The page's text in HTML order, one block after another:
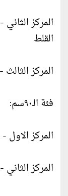
المركز
القلط
المركز
فئة الـ٩٠سم:
المركز
المركز